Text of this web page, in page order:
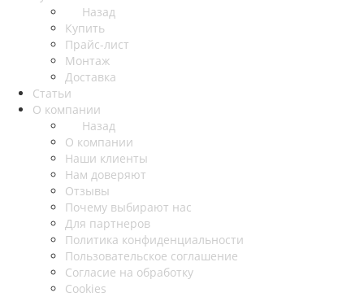
Назад
Купить
Прайс-лист
Монтаж
Доставка
Статьи
О компании
Назад
О компании
Наши клиенты
Нам доверяют
Отзывы
Почему выбирают нас
Для партнеров
Политика конфиденциальности
Пользовательское соглашение
Согласие на обработку
Cookies